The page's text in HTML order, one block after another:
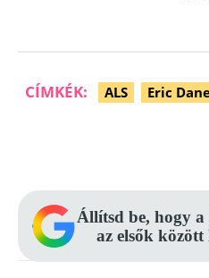
CÍMKÉK: ALS Eric
Állítsd be, hogy
az elsők között